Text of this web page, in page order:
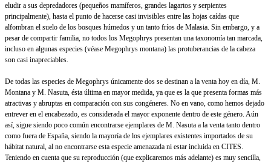
eludir a sus depredadores (pequeños mamíferos, grandes lagartos y serpientes
principalmente), hasta el punto de hacerse casi invisibles entre las hojas caídas que
alfombran el suelo de los bosques húmedos y un tanto fríos de Malasia. Sin embargo, y a
pesar de compartir familia, no todos los Megophrys presentan una taxonomía tan marcada,
incluso en algunas especies (véase Megophrys montana) las protuberancias de la cabeza
son casi inapreciables.
De todas las especies de Megophrys únicamente dos se destinan a la venta hoy en día, M.
Montana y M. Nasuta, ésta última en mayor medida, ya que es la que presenta formas más
atractivas y abruptas en comparación con sus congéneres. No en vano, como hemos dejado
entrever en el encabezado, es considerada el mayor exponente dentro de este género. Aún
así, sigue siendo poco común encontrarse ejemplares de M. Nasuta a la venta tanto dentro
como fuera de España, siendo la mayoría de los ejemplares existentes importados de su
hábitat natural, al no encontrarse esta especie amenazada ni estar incluida en CITES.
Teniendo en cuenta que su reproducción (que explicaremos más adelante) es muy sencilla,